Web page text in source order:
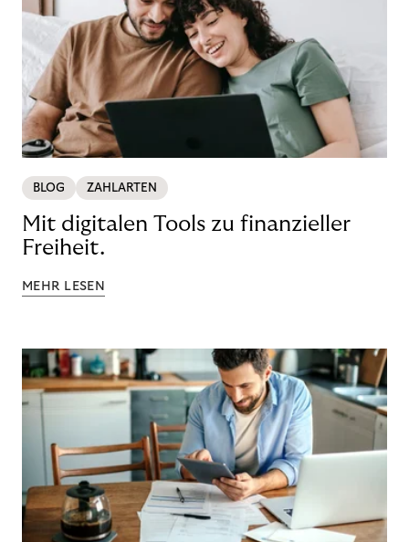
BLOG ZAHLARTEN
Mit digitalen Tools zu finanzieller
Freiheit.
MEHR LESEN